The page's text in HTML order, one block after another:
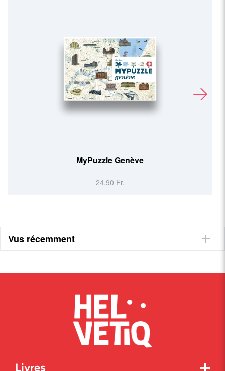
MyPuzzle Genève
24,90 Fr.
Vus récemment
Livres